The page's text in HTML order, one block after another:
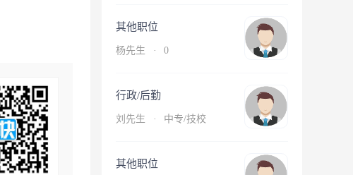
其他职位
杨先生 · 0
行政/后勤
刘先生 · 中专/技校
其他职位